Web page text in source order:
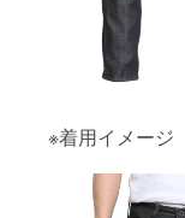
※着用イメージ